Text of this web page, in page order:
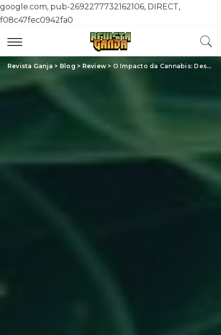
google.com, pub-2692277732162106, DIRECT,
f08c47fec0942fa0
Revista Ganja > Blog > Review > O Impacto da Cannabis: Descubra Como Esta Planta Milenar Está Transformando a Sociedade Moderna